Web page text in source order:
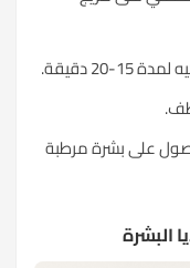
دقيقة.
على بشرة مرطبة